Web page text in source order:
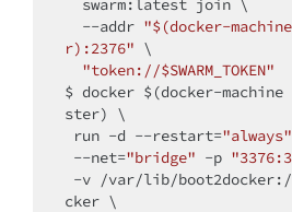
  --addr
"$(docker-
r):2376" \
"token://$SWARM_TOKEN"
$ docker $(docker-machine
ster) \
run -d --restart="always"
--net="bridge" -p
-v /var/lib/boot2docker:/
cker \